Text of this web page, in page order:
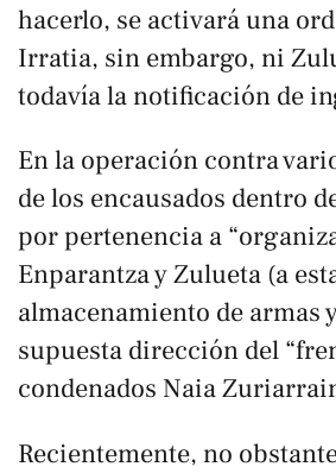
hacerlo, se activará una
Irratia, sin embargo, ni
todavía la notificación de
En la operación contra
de los encausados dentro
por pertenencia a
Enparantza y Zulueta (a
almacenamiento de armas
supuesta dirección del
condenados Naia
Recientemente, no